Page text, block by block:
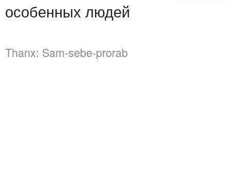
особенных людей
Thanx: Sam-sebe-prorab